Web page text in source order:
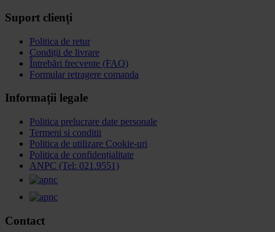
Suport clienți
Politica de retur
Condiții de livrare
Întrebări frecvente (FAQ)
Formular retragere comanda
Informații legale
Politica prelucrare date personale
Termeni si conditii
Politica de utilizare Cookie-uri
Politica de confidențialitate
ANPC (Tel: 021.9551)
Contact